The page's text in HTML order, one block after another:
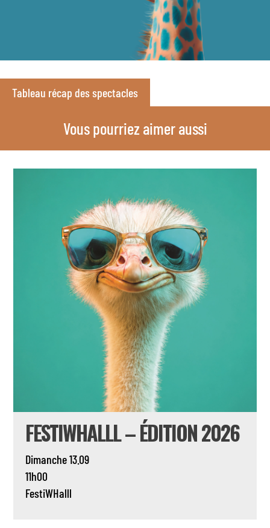
Tableau récap des spectacles
Vous pourriez aimer aussi
FESTIWHALLL – ÉDITION 2026
Dimanche 13.09
11h00
FestiWHalll